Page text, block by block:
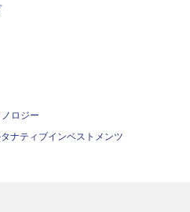
ロジー
ナティブインベストメンツ